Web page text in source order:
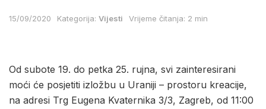
15/09/2020 Kategorija: Vijesti Vrijeme čitanja: 2 min
Od subote 19. do petka 25. rujna, svi zainteresirani
moći će posjetiti izložbu u Uraniji – prostoru kreacije,
na adresi Trg Eugena Kvaternika 3/3, Zagreb, od 11:00